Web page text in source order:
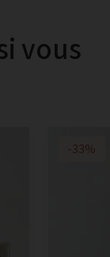
vous
-33%